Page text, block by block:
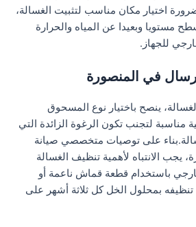
اختيار مكان مناسب لتثبيت الغسالة،
مستويا وبعيدا عن المياه والحرارة
للجهاز.
في المنصورة
ينصح باختيار نوع المسحوق
مناسبة لتجنب تكون الرغوة الزائدة التي
على توصيات متخصصي صيانة
يجب الانتباه لأهمية تنظيف الغسالة
باستخدام قطعة قماش ناعمة أو
بمحلول الخل كل ثلاثة أشهر على